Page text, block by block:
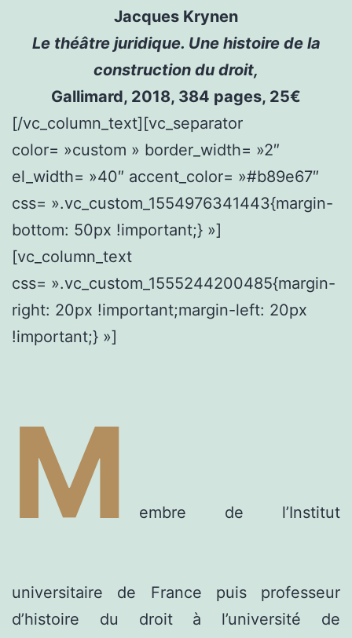
Jacques Krynen
Le théâtre juridique. Une histoire de la
construction du droit,
Gallimard, 2018, 384 pages, 25€
[/vc_column_text][vc_separator
color= »custom » border_width= »2″
el_width= »40″ accent_color= »#b89e67″
css= ».vc_custom_1554976341443{margin-
bottom: 50px !important;} »]
[vc_column_text
css= ».vc_custom_1555244200485{margin-
right: 20px !important;margin-left: 20px
!important;} »]
M embre de l’Institut
universitaire de France puis professeur
d’histoire du droit à l’université de